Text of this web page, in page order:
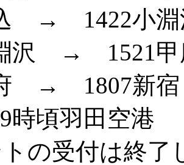
→ 1422小淵
沢 → 1521甲
→ 1807新
時頃羽田空港
の受付は終了